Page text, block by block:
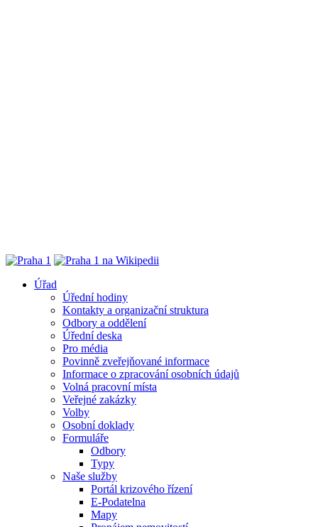
Úřad
Úřední hodiny
Kontakty a organizační struktura
Odbory a oddělení
Úřední deska
Pro média
Povinně zveřejňované informace
Informace o zpracování osobních údajů
Volná pracovní místa
Veřejné zakázky
Volby
Osobní doklady
Formuláře
Odbory
Typy
Naše služby
Portál krizového řízení
E-Podatelna
Mapy